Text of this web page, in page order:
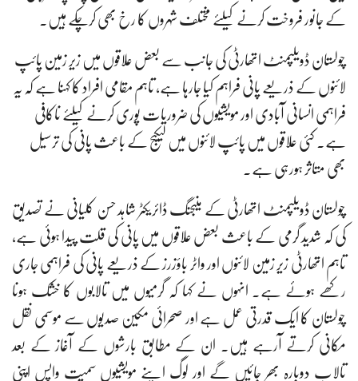
کے جانور فروخت کرنے کیلئے مختلف شہروں کا رخ بھی کرچکے ہیں۔
چولستان ڈویلپمنٹ اتھارٹی کی جانب سے بعض علاقوں میں زیر زمین پائپ
لائنوں کے ذریعے پانی فراہم کیا جارہا ہے، تاہم مقامی افراد کا کہنا ہے کہ یہ
فراہمی انسانی آبادی اور مویشیوں کی ضروریات پوری کرنے کیلئے ناکافی
ہے۔ کئی علاقوں میں پائپ لائنوں میں لیکیج کے باعث پانی کی ترسیل
بھی متاثر ہورہی ہے۔
چولستان ڈویلپمنٹ اتھارٹی کے منیجنگ ڈائریکٹر شاہد حسن کلیانی نے تصدیق
کی کہ شدید گرمی کے باعث بعض علاقوں میں پانی کی قلت پیدا ہوئی ہے،
تاہم اتھارٹی زیر زمین لائنوں اور واٹر باؤزرز کے ذریعے پانی کی فراہمی جاری
رکھے ہوئے ہے۔ انہوں نے کہا کہ گرمیوں میں تالابوں کا خشک ہونا
چولستان کا ایک قدرتی عمل ہے اور صحرائی مکین صدیوں سے موسمی نقل
مکانی کرتے آرہے ہیں۔ ان کے مطابق بارشوں کے آغاز کے بعد
تالاب دوبارہ بھر جائیں گے اور لوگ اپنے مویشیوں سمیت واپس اپنی